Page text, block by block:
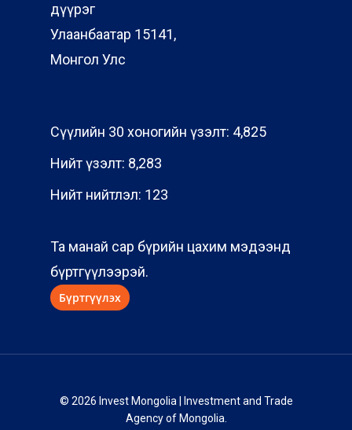
дүүрэг
Улаанбаатар 15141,
Монгол Улс
Сүүлийн 30 хоногийн үзэлт: 4,825
Нийт үзэлт: 8,283
Нийт нийтлэл: 123
Та манай сар бүрийн цахим мэдээнд
бүртгүүлээрэй.
© 2026 Invest Mongolia | Investment and Trade
Agency of Mongolia.